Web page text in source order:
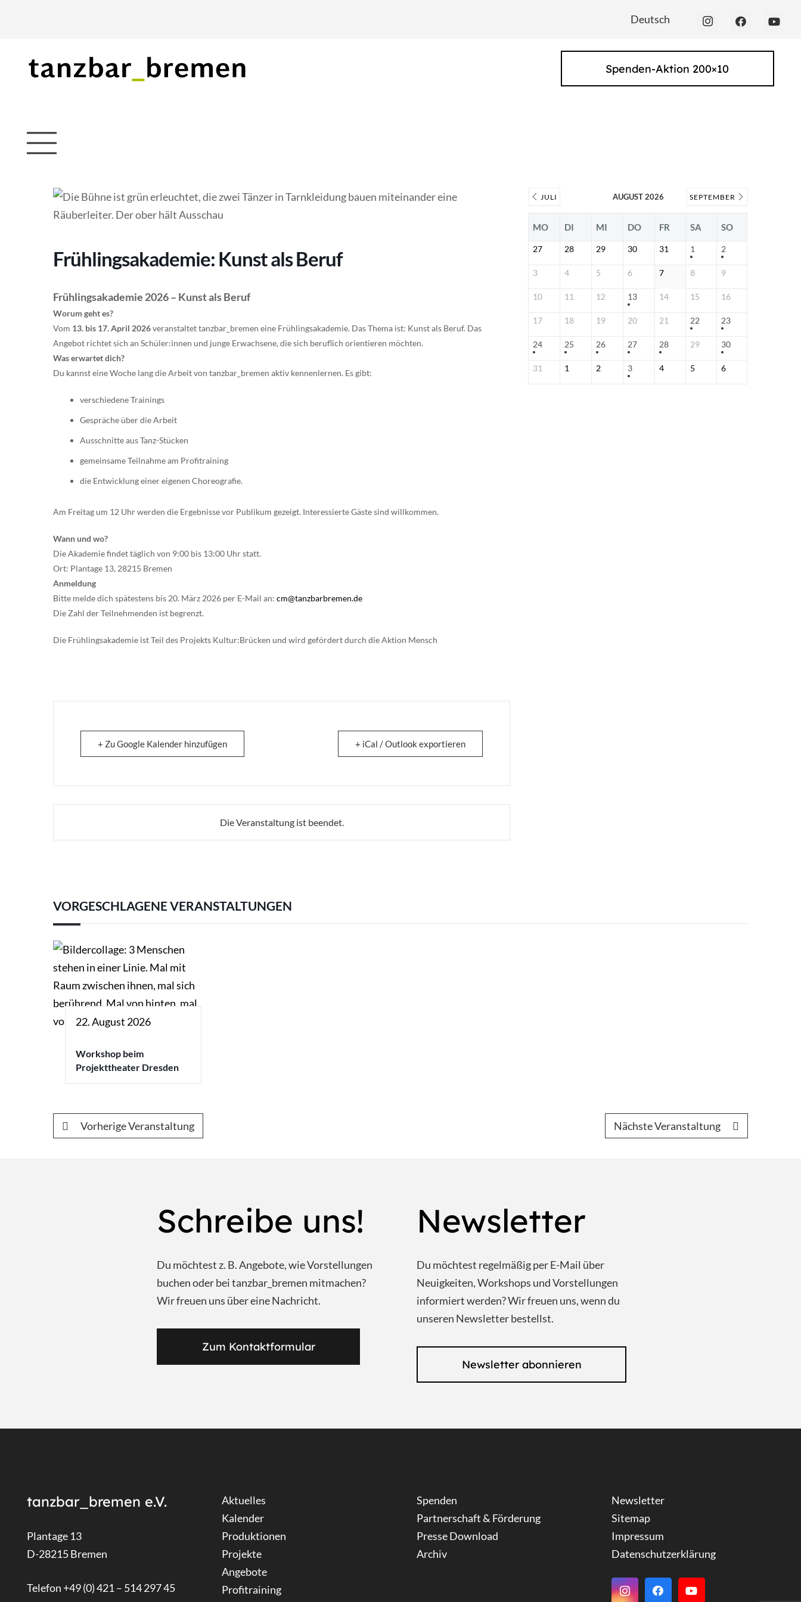
Deutsch
Spenden-Aktion 200×10
Frühlingsakademie: Kunst als Beruf
Frühlingsakademie 2026 – Kunst als Beruf
Worum geht es?
Vom 13. bis 17. April 2026veranstaltet tanzbar_bremen eine Frühlingsakademie. Das Thema ist: Kunst als Beruf. Das
Angebot richtet sich an Schüler:innen und junge Erwachsene, die sich beruflich orientieren möchten.
Was erwartet dich?
Du kannst eine Woche lang die Arbeit von tanzbar_bremen aktiv kennenlernen. Es gibt:
verschiedene Trainings
Gespräche über die Arbeit
Ausschnitte aus Tanz-Stücken
gemeinsame Teilnahme am Profitraining
die Entwicklung einer eigenen Choreografie.
Am Freitag um 12 Uhr werden die Ergebnisse vor Publikum gezeigt. Interessierte Gäste sind willkommen.
Wann und wo?
Die Akademie findet täglich von 9:00 bis 13:00 Uhr statt.
Ort: Plantage 13, 28215 Bremen
Anmeldung
Bitte melde dich spätestens bis 20. März 2026 per E-Mail an: cm@tanzbarbremen.de
Die Zahl der Teilnehmenden ist begrenzt.
Die Frühlingsakademie ist Teil des Projekts Kultur:Brücken und wird gefördert durch die Aktion Mensch
+ Zu Google Kalender hinzufügen + iCal / Outlook exportieren
Die Veranstaltung ist beendet.
JULI AUGUST 2026 SEPTEMBER
MO DI MI DO FR SA SO
27 28 29 30 31 1 2
3 4 5 6 7 8 9
10 11 12 13 14 15 16
17 18 19 20 21 22 23
24 25 26 27 28 29 30
31 1 2 3 4 5 6
VORGESCHLAGENE VERANSTALTUNGEN
22. August 2026
Workshop beim
Projekttheater Dresden
Vorherige Veranstaltung Nächste Veranstaltung
Schreibe uns!
Du möchtest z. B. Angebote, wie Vorstellungen
buchen oder bei tanzbar_bremen mitmachen?
Wir freuen uns über eine Nachricht.
Zum Kontaktformular
Newsletter
Du möchtest regelmäßig per E-Mail über
Neuigkeiten, Workshops und Vorstellungen
informiert werden? Wir freuen uns, wenn du
unseren Newsletter bestellst.
Newsletter abonnieren
tanzbar_bremen e.V.
Plantage 13
D-28215 Bremen
Telefon +49 (0) 421 – 514 297 45
Aktuelles
Kalender
Produktionen
Projekte
Angebote
Profitraining
Spenden
Partnerschaft & Förderung
Presse Download
Archiv
Newsletter
Sitemap
Impressum
Datenschutzerklärung